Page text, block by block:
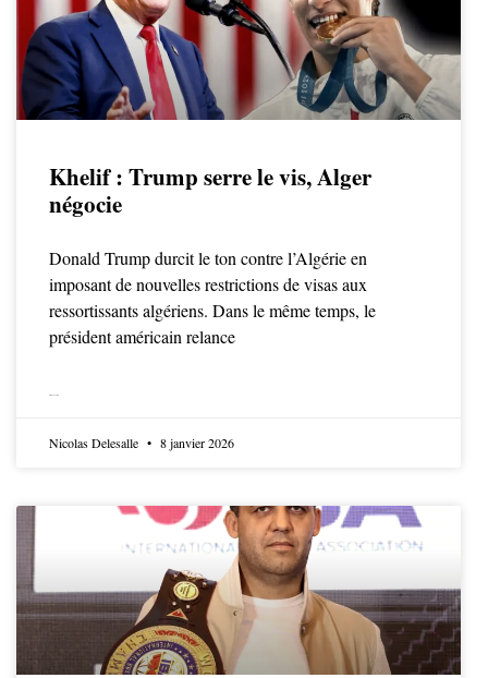
Khelif : Trump serre le vis, Alger
négocie
Donald Trump durcit le ton contre l’Algérie en
imposant de nouvelles restrictions de visas aux
ressortissants algériens. Dans le même temps, le
président américain relance
Nicolas Delesalle 8 janvier 2026